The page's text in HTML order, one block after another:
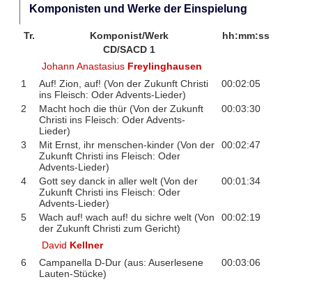
Komponisten und Werke der Einspielung
Tr. Komponist/Werk
hh:mm:ss
CD/SACD 1
Johann Anastasius Freylinghausen
1
Auf! Zion, auf! (Von der Zukunft Christi
ins Fleisch: Oder Advents-Lieder)
00:02:05
2
Macht hoch die thür (Von der Zukunft
Christi ins Fleisch: Oder Advents-
Lieder)
00:03:30
3
Mit Ernst, ihr menschen-kinder (Von der
Zukunft Christi ins Fleisch: Oder
Advents-Lieder)
00:02:47
4
Gott sey danck in aller welt (Von der
Zukunft Christi ins Fleisch: Oder
Advents-Lieder)
00:01:34
5
Wach auf! wach auf! du sichre welt (Von
der Zukunft Christi zum Gericht)
00:02:19
David Kellner
6
Campanella D-Dur (aus: Auserlesene
Lauten-Stücke)
00:03:06